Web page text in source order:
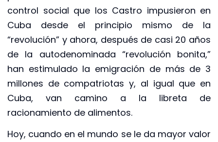
control social que los Castro impusieron en
Cuba desde el principio mismo de la
“revolución” y ahora, después de casi 20 años
de la autodenominada “revolución bonita,”
han estimulado la emigración de más de 3
millones de compatriotas y, al igual que en
Cuba, van camino a la libreta de
racionamiento de alimentos.
Hoy, cuando en el mundo se le da mayor valor